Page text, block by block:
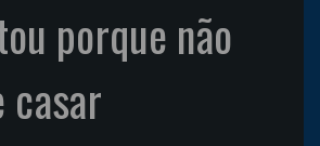
porque não
casar